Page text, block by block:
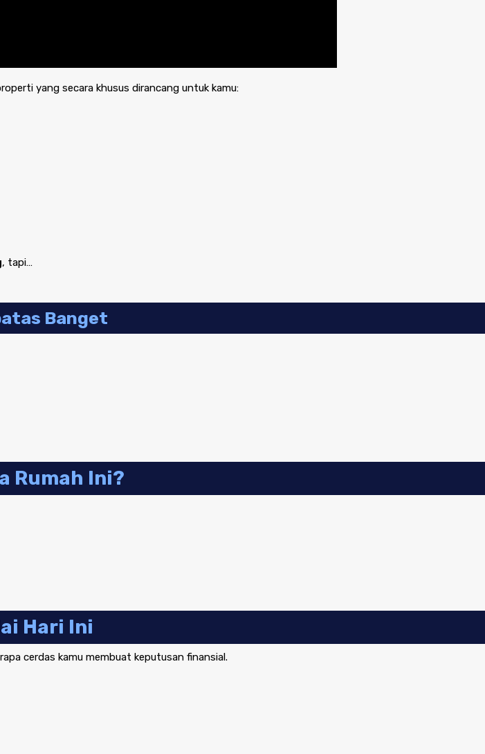
yang secara khusus dirancang untuk kamu:
, tapi…
Banget
Rumah Ini?
Hari Ini
cerdas kamu membuat keputusan finansial.